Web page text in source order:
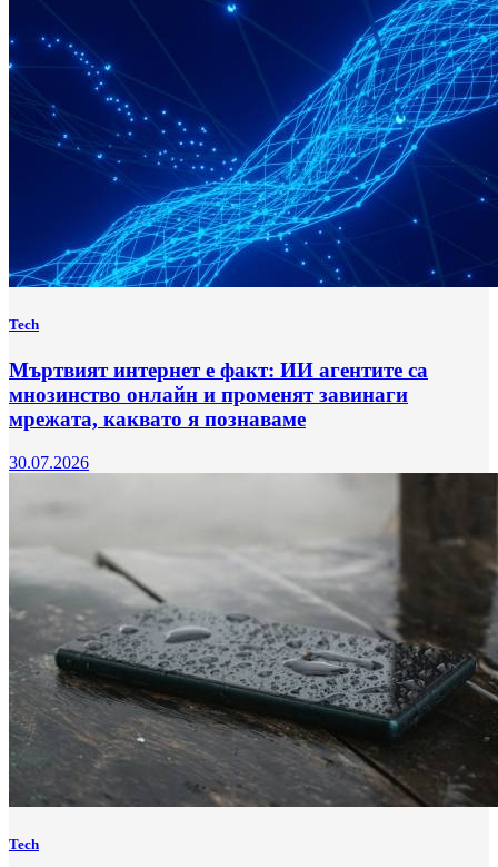
Tech
Мъртвият интернет е факт: ИИ агентите са
мнозинство онлайн и променят завинаги
мрежата, каквато я познаваме
30.07.2026
Tech